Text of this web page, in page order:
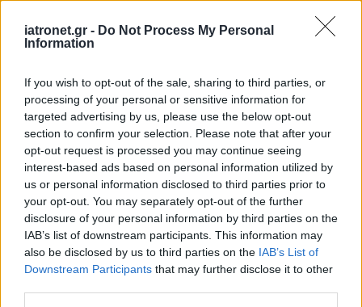
iatronet.gr - Do Not Process My Personal
Information
If you wish to opt-out of the sale, sharing to third parties, or
processing of your personal or sensitive information for
targeted advertising by us, please use the below opt-out
section to confirm your selection. Please note that after your
opt-out request is processed you may continue seeing
interest-based ads based on personal information utilized by
us or personal information disclosed to third parties prior to
your opt-out. You may separately opt-out of the further
disclosure of your personal information by third parties on the
IAB’s list of downstream participants. This information may
also be disclosed by us to third parties on the IAB’s List of
Downstream Participants that may further disclose it to other
Σημάδια διπολικής
Τσίμπησε έντομο το
παιδί μου: είναι απλή
ενόχληση ή αλλεργική
αντίδραση;
Οι αλλαγές στο σώμα